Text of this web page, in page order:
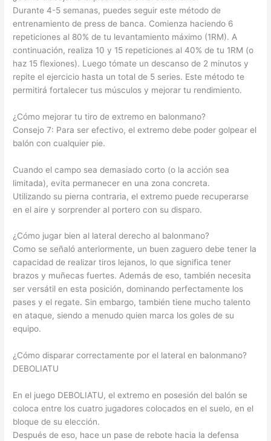
Durante 4-5 semanas, puedes seguir este método de
entrenamiento de press de banca. Comienza haciendo 6
repeticiones al 80% de tu levantamiento máximo (1RM). A
continuación, realiza 10 y 15 repeticiones al 40% de tu 1RM (o
haz 15 flexiones). Luego tómate un descanso de 2 minutos y
repite el ejercicio hasta un total de 5 series. Este método te
permitirá fortalecer tus músculos y mejorar tu rendimiento.
¿Cómo mejorar tu tiro de extremo en balonmano?
Consejo 7: Para ser efectivo, el extremo debe poder golpear el
balón con cualquier pie.
Cuando el campo sea demasiado corto (o la acción sea
limitada), evita permanecer en una zona concreta.
Utilizando su pierna contraria, el extremo puede recuperarse
en el aire y sorprender al portero con su disparo.
¿Cómo jugar bien al lateral derecho al balonmano?
Como se señaló anteriormente, un buen zaguero debe tener la
capacidad de realizar tiros lejanos, lo que significa tener
brazos y muñecas fuertes. Además de eso, también necesita
ser versátil en esta posición, dominando perfectamente los
pases y el regate. Sin embargo, también tiene mucho talento
en ataque, siendo a menudo quien marca los goles de su
equipo.
¿Cómo disparar correctamente por el lateral en balonmano?
DEBOLIATU
En el juego DEBOLIATU, el extremo en posesión del balón se
coloca entre los cuatro jugadores colocados en el suelo, en el
bloque de su elección.
Después de eso, hace un pase de rebote hacia la defensa